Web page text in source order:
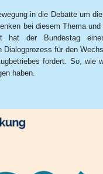
in die Debatte um
bei diesem Thema
der Bundestag
für den
fordert. So, wie
haben.